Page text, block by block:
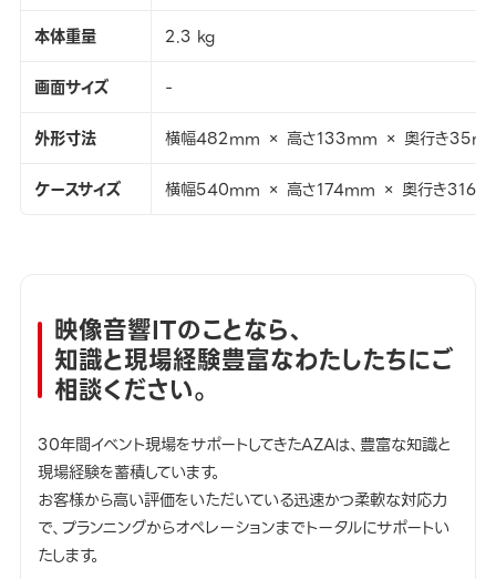
本体重量
2.3 kg
画面サイズ
-
外形寸法
横幅482mm × 高さ133mm × 奥行き
ケースサイズ
横幅540mm × 高さ174mm × 奥行き
映像音響ITのことなら、
知識と現場経験豊富なわたしたちにご
相談ください。
30年間イベント現場をサポートしてきたAZAは、豊富な知識と
現場経験を蓄積しています。
お客様から高い評価をいただいている迅速かつ柔軟な対応力
で、プランニングからオペレーションまでトータルにサポートい
たします。